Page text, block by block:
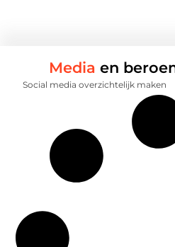
Media en
Social media overzichtelijk maken